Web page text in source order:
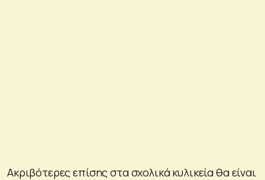
Ακριβότερες επίσης στα σχολικά κυλικεία θα είναι